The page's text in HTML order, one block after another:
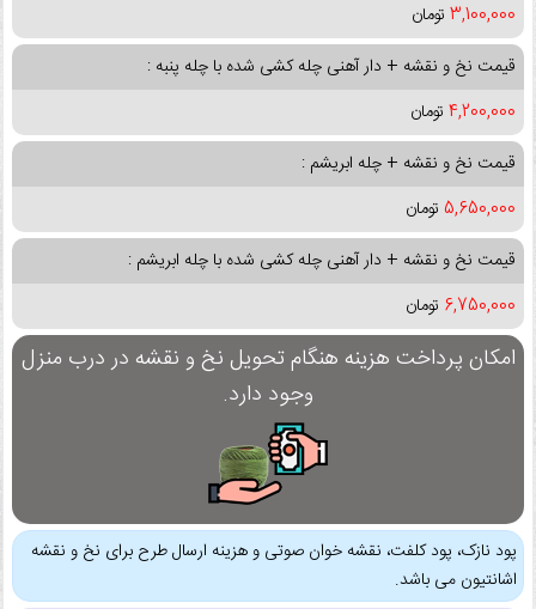
3,100,000 تومان
قیمت نخ و نقشه + دار آهنی چله کشی شده با چله پنبه :
4,200,000 تومان
قیمت نخ و نقشه + چله ابریشم :
5,650,000 تومان
قیمت نخ و نقشه + دار آهنی چله کشی شده با چله ابریشم :
6,750,000 تومان
امکان پرداخت هزینه هنگام تحویل نخ و نقشه در درب منزل
وجود دارد.
پود نازک، پود کلفت، نقشه خوان صوتی و هزینه ارسال طرح برای نخ و نقشه
اشانتیون می باشد.